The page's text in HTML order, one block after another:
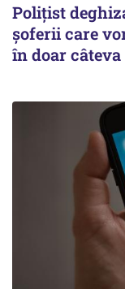
Polițist
șoferii care
în doar câteva